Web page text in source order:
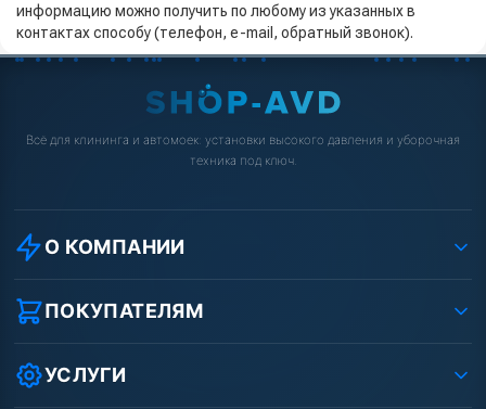
информацию можно получить по любому из указанных в
контактах способу (телефон, e-mail, обратный звонок).
Всё для клининга и автомоек: установки высокого давления и уборочная
техника под ключ.
О КОМПАНИИ
О компании
Реквизиты ООО «Шоп АВД»
Защита данных клиента
Условия соглашения
Вакансии
ПОКУПАТЕЛЯМ
Как заказать?
Оплата
Доставка
УСЛУГИ
Ремонт АВД